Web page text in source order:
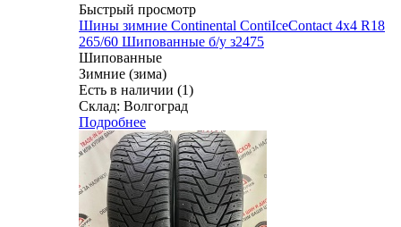
Быстрый просмотр
Шины зимние Continental ContiIceContact 4x4 R18
265/60 Шипованные б/у з2475
Шипованные
Зимние (зима)
Есть в наличии (1)
Склад: Волгоград
Подробнее